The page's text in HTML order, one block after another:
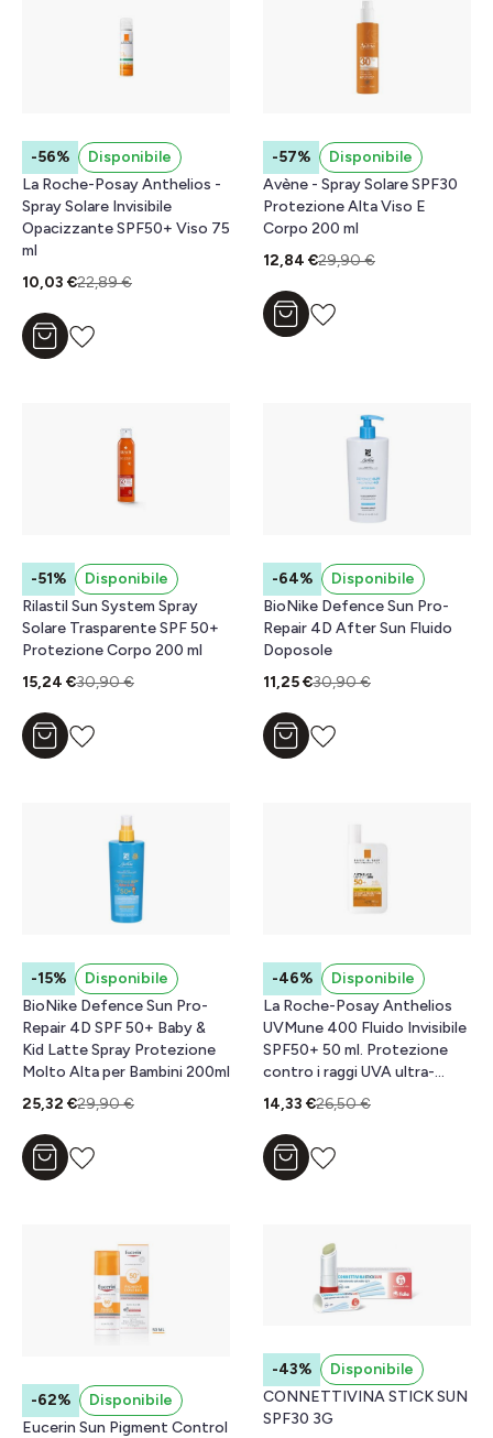
-56%
Disponibile
La Roche-Posay Anthelios -
Spray Solare Invisibile
Opacizzante SPF50+ Viso 75
ml
10,03 €22,89 €
Aggiungi al carrello
-57%
Disponibile
Avène - Spray Solare SPF30
Protezione Alta Viso E
Corpo 200 ml
12,84 €29,90 €
Aggiungi al carrello
-51%
Disponibile
Rilastil Sun System Spray
Solare Trasparente SPF 50+
Protezione Corpo 200 ml
15,24 €30,90 €
Aggiungi al carrello
-64%
Disponibile
BioNike Defence Sun Pro-
Repair 4D After Sun Fluido
Doposole
11,25 €30,90 €
Aggiungi al carrello
-15%
Disponibile
BioNike Defence Sun Pro-
Repair 4D SPF 50+ Baby &
Kid Latte Spray Protezione
Molto Alta per Bambini 200ml
25,32 €29,90 €
Aggiungi al carrello
-46%
Disponibile
La Roche-Posay Anthelios
UVMune 400 Fluido Invisibile
SPF50+ 50 ml. Protezione
contro i raggi UVA ultra-
lunghi.
14,33 €26,50 €
Aggiungi al carrello
-62%
Disponibile
Eucerin Sun Pigment Control
-43%
Disponibile
CONNETTIVINA STICK SUN
SPF30 3G